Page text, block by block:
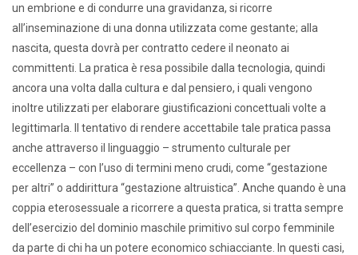
un embrione e di condurre una gravidanza, si ricorre
all’inseminazione di una donna utilizzata come gestante; alla
nascita, questa dovrà per contratto cedere il neonato ai
committenti. La pratica è resa possibile dalla tecnologia, quindi
ancora una volta dalla cultura e dal pensiero, i quali vengono
inoltre utilizzati per elaborare giustificazioni concettuali volte a
legittimarla. Il tentativo di rendere accettabile tale pratica passa
anche attraverso il linguaggio – strumento culturale per
eccellenza – con l’uso di termini meno crudi, come “gestazione
per altri” o addirittura “gestazione altruistica”. Anche quando è una
coppia eterosessuale a ricorrere a questa pratica, si tratta sempre
dell’esercizio del dominio maschile primitivo sul corpo femminile
da parte di chi ha un potere economico schiacciante. In questi casi,